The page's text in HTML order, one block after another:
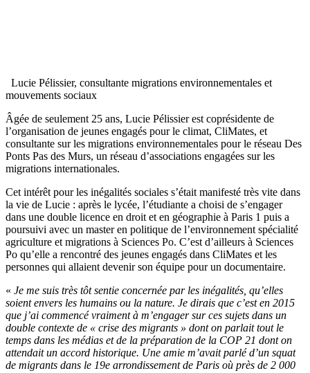
Lucie Pélissier, consultante migrations environnementales et
mouvements sociaux
Âgée de seulement 25 ans, Lucie Pélissier est coprésidente de
l’organisation de jeunes engagés pour le climat, CliMates, et
consultante sur les migrations environnementales pour le réseau Des
Ponts Pas des Murs, un réseau d’associations engagées sur les
migrations internationales.
Cet intérêt pour les inégalités sociales s’était manifesté très vite dans
la vie de Lucie : après le lycée, l’étudiante a choisi de s’engager
dans une double licence en droit et en géographie à Paris 1 puis a
poursuivi avec un master en politique de l’environnement spécialité
agriculture et migrations à Sciences Po. C’est d’ailleurs à Sciences
Po qu’elle a rencontré des jeunes engagés dans CliMates et les
personnes qui allaient devenir son équipe pour un documentaire.
« Je me suis très tôt sentie concernée par les inégalités, qu’elles
soient envers les humains ou la nature. Je dirais que c’est en 2015
que j’ai commencé vraiment à m’engager sur ces sujets dans un
double contexte de « crise des migrants » dont on parlait tout le
temps dans les médias et de la préparation de la COP 21 dont on
attendait un accord historique. Une amie m’avait parlé d’un squat
de migrants dans le 19e arrondissement de Paris où près de 2 000